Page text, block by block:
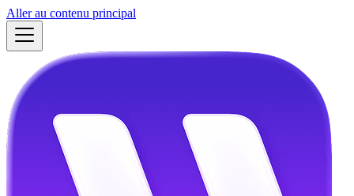
Aller au contenu principal